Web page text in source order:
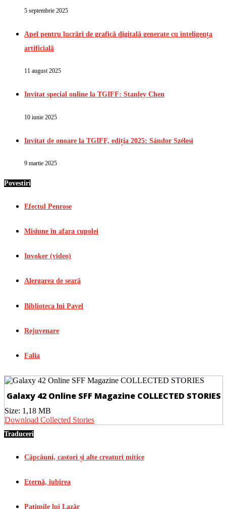
5 septembrie 2025
Apel pentru lucrări de grafică digitală generate cu inteligența
artificială
11 august 2025
Invitat special online la TGIFF: Stanley Chen
10 iunie 2025
Invitat de onoare la TGIFF, ediția 2025: Sándor Szélesi
9 martie 2025
Povestiri
Efectul Penrose
Misiune în afara cupolei
Invoker (video)
Alergarea de seară
Biblioteca lui Pavel
Rejuvenare
Falia
Galaxy 42 Online SFF Magazine COLLECTED STORIES
Size: 1,18 MB
Download Collected Stories
Traduceri
Căpcăuni, castori și alte creaturi mitice
Eternă, iubirea
Patimile lui Lazăr